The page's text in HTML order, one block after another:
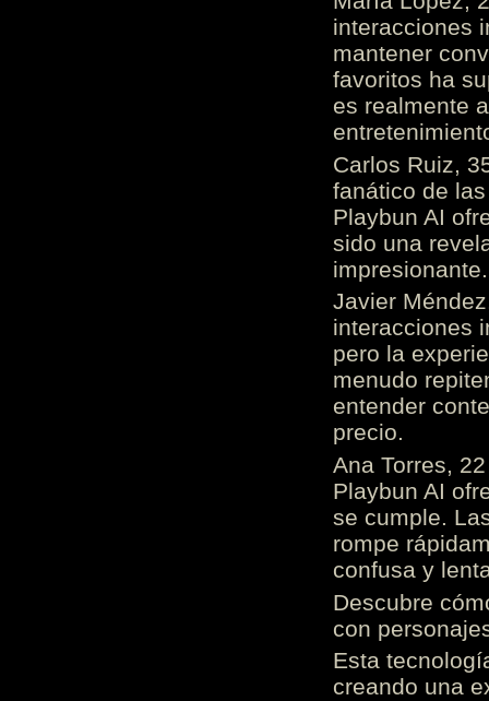
interacciones
mantener
favoritos ha
es realmente
Carlos Ruiz,
fanático de
Playbun AI
sido una
Javier
interacciones
pero la
menudo
entender
precio.
Ana Torres,
Playbun AI
se cumple.
rompe
confusa y
Descubre
con
Esta
creando una